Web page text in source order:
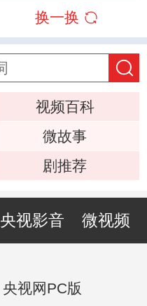
换一换
视频百科
微故事
剧推荐
央视影音 微视频
央视网PC版